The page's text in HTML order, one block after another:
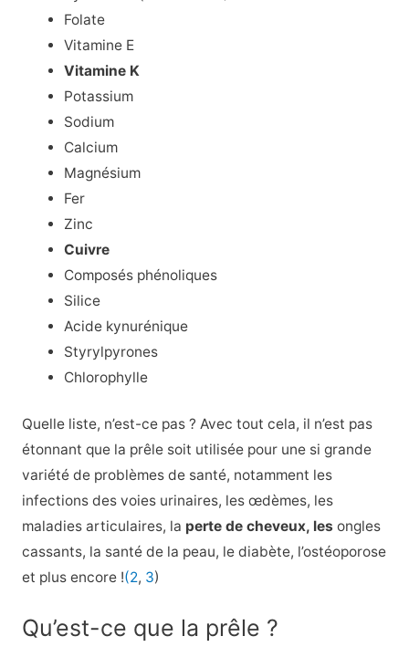
Folate
Vitamine E
Vitamine K
Potassium
Sodium
Calcium
Magnésium
Fer
Zinc
Cuivre
Composés phénoliques
Silice
Acide kynurénique
Styrylpyrones
Chlorophylle
Quelle liste, n’est-ce pas ? Avec tout cela, il n’est pas
étonnant que la prêle soit utilisée pour une si grande
variété de problèmes de santé, notamment les
infections des voies urinaires, les œdèmes, les
maladies articulaires, la perte de cheveux, les ongles
cassants, la santé de la peau, le diabète, l’ostéoporose
et plus encore !(2, 3)
Qu’est-ce que la prêle ?